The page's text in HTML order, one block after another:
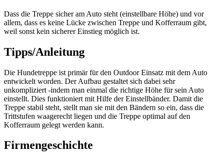
Dass die Treppe sicher am Auto steht (einstellbare Höhe) und vor
allem, dass es keine Lücke zwischen Treppe und Kofferraum gibt,
weil sonst kein sicherer Einstieg möglich ist.
Tipps/Anleitung
Die Hundetreppe ist primär für den Outdoor Einsatz mit dem Auto
entwickelt worden. Der Aufbau gestaltet sich dabei sehr
unkompliziert -indem man einmal die richtige Höhe für sein Auto
einstellt. Dies funktioniert mit Hilfe der Einstellbänder. Damit die
Treppe stabil steht, stellt man sie mit den Bändern so ein, dass die
Trittstufen waagerecht liegen und die Treppe optimal auf den
Kofferraum gelegt werden kann.
Firmengeschichte